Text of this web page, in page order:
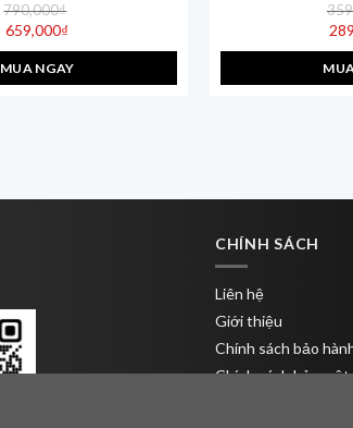
790,000₫
Giá
gốc
là:
790,000₫.
659,000₫
tại
là:
MUA NGAY
CHÍNH SÁCH
Liên hệ
Giới thiệu
Chính sách bảo
Chính sách bảo